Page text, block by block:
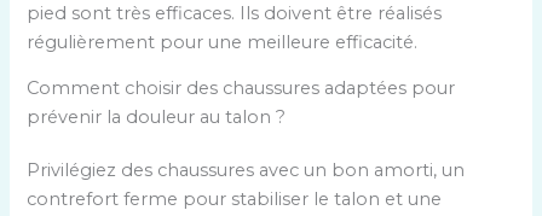
pied sont très efficaces. Ils doivent être réalisés
régulièrement pour une meilleure efficacité.
Comment choisir des chaussures adaptées pour
prévenir la douleur au talon ?
Privilégiez des chaussures avec un bon amorti, un
contrefort ferme pour stabiliser le talon et une